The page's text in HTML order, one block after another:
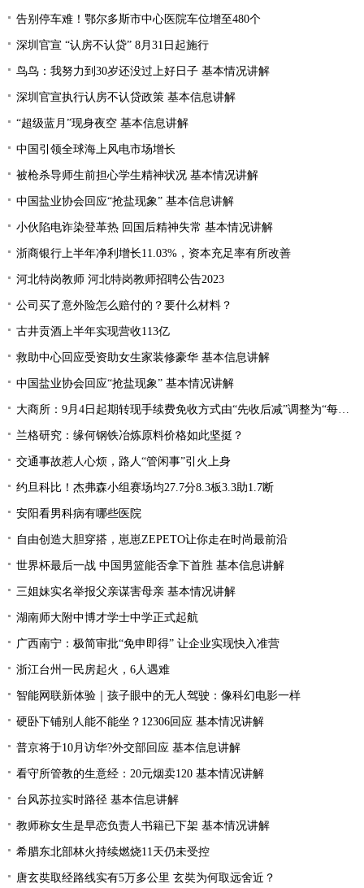
告别停车难！鄂尔多斯市中心医院车位增至480个
深圳官宣 “认房不认贷” 8月31日起施行
鸟鸟：我努力到30岁还没过上好日子 基本情况讲解
深圳官宣执行认房不认贷政策 基本信息讲解
“超级蓝月”现身夜空 基本信息讲解
中国引领全球海上风电市场增长
被枪杀导师生前担心学生精神状况 基本情况讲解
中国盐业协会回应“抢盐现象” 基本信息讲解
小伙陷电诈染登革热 回国后精神失常 基本情况讲解
浙商银行上半年净利增长11.03%，资本充足率有所改善
河北特岗教师 河北特岗教师招聘公告2023
公司买了意外险怎么赔付的？要什么材料？
古井贡酒上半年实现营收113亿
救助中心回应受资助女生家装修豪华 基本信息讲解
中国盐业协会回应“抢盐现象” 基本情况讲解
大商所：9月4日起期转现手续费免收方式由“先收后减”调整为“每日直接减免”
兰格研究：缘何钢铁冶炼原料价格如此坚挺？
交通事故惹人心烦，路人“管闲事”引火上身
约旦科比！杰弗森小组赛场均27.7分8.3板3.3助1.7断
安阳看男科病有哪些医院
自由创造大胆穿搭，崽崽ZEPETO让你走在时尚最前沿
世界杯最后一战 中国男篮能否拿下首胜 基本信息讲解
三姐妹实名举报父亲谋害母亲 基本情况讲解
湖南师大附中博才学士中学正式起航
广西南宁：极简审批“免申即得” 让企业实现快入准营
浙江台州一民房起火，6人遇难
智能网联新体验｜孩子眼中的无人驾驶：像科幻电影一样
硬卧下铺别人能不能坐？12306回应 基本情况讲解
普京将于10月访华?外交部回应 基本信息讲解
看守所管教的生意经：20元烟卖120 基本情况讲解
台风苏拉实时路径 基本信息讲解
教师称女生是早恋负责人书籍已下架 基本情况讲解
希腊东北部林火持续燃烧11天仍未受控
唐玄奘取经路线实有5万多公里 玄奘为何取远舍近？